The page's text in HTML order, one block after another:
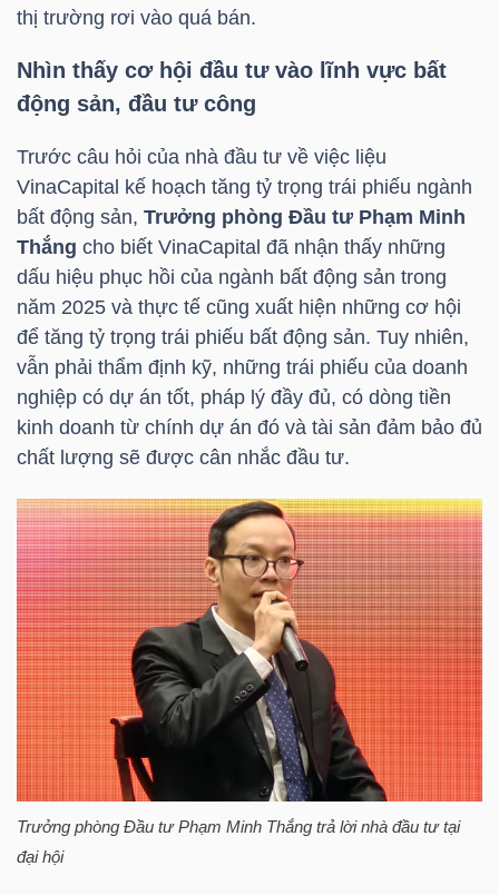
thị trường rơi vào quá bán.
Nhìn thấy cơ hội đầu tư vào lĩnh vực bất
động sản, đầu tư công
Trước câu hỏi của nhà đầu tư về việc liệu
VinaCapital kế hoạch tăng tỷ trọng trái phiếu ngành
bất động sản, Trưởng phòng Đầu tư Phạm Minh
Thắng cho biết VinaCapital đã nhận thấy những
dấu hiệu phục hồi của ngành bất động sản trong
năm 2025 và thực tế cũng xuất hiện những cơ hội
để tăng tỷ trọng trái phiếu bất động sản. Tuy nhiên,
vẫn phải thẩm định kỹ, những trái phiếu của doanh
nghiệp có dự án tốt, pháp lý đầy đủ, có dòng tiền
kinh doanh từ chính dự án đó và tài sản đảm bảo đủ
chất lượng sẽ được cân nhắc đầu tư.
Trưởng phòng Đầu tư Phạm Minh Thắng trả lời nhà đầu tư tại
đại hội
VỤ
TRUYỀN
THÔNG
TIỆN
ÍCH
ĐỘNG
SẢN
Mã
chứng
khoán
(-)
Tất cả Cổ phiếu Chỉ số Chứng chỉ quỹ
Lãnh
đạo